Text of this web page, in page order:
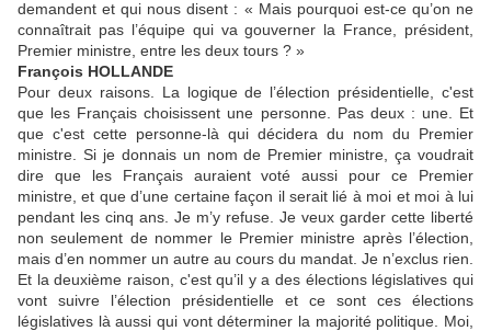
demandent et qui nous disent : « Mais pourquoi est-ce qu’on ne
connaîtrait pas l’équipe qui va gouverner la France, président,
Premier ministre, entre les deux tours ? »
François HOLLANDE
Pour deux raisons. La logique de l’élection présidentielle, c'est
que les Français choisissent une personne. Pas deux : une. Et
que c'est cette personne-là qui décidera du nom du Premier
ministre. Si je donnais un nom de Premier ministre, ça voudrait
dire que les Français auraient voté aussi pour ce Premier
ministre, et que d’une certaine façon il serait lié à moi et moi à lui
pendant les cinq ans. Je m’y refuse. Je veux garder cette liberté
non seulement de nommer le Premier ministre après l’élection,
mais d’en nommer un autre au cours du mandat. Je n’exclus rien.
Et la deuxième raison, c'est qu’il y a des élections législatives qui
vont suivre l’élection présidentielle et ce sont ces élections
législatives là aussi qui vont déterminer la majorité politique. Moi,